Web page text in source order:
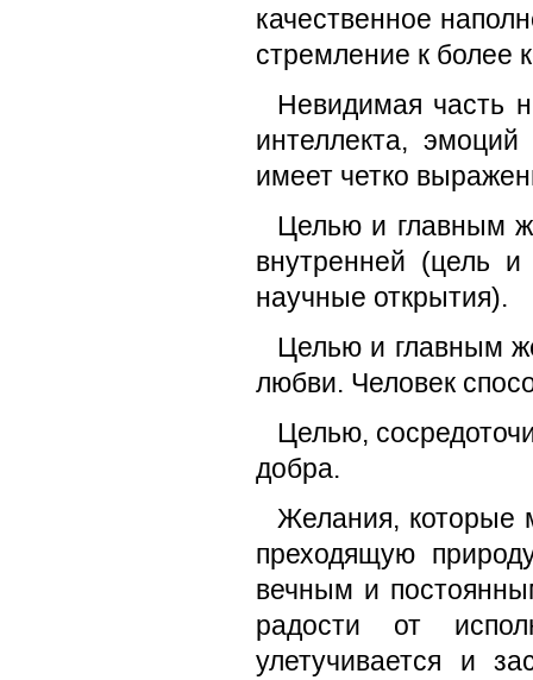
качественное
стремление к более
Невидимая часть
интеллекта,
имеет четко
Целью и главным
внутренней (цель
научные открытия).
Целью и главным
любви. Человек
Целью,
добра.
Желания, которые
преходящую
вечным и
радости от
улетучивается и